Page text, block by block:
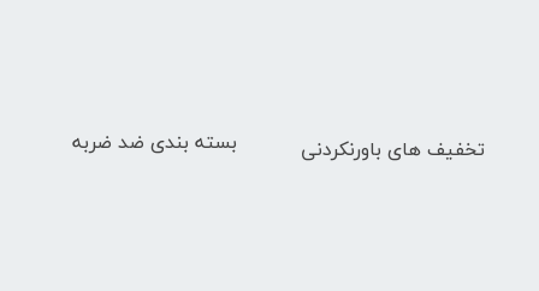
تخفیف های باورنکردنی بسته بندی ضد ضربه